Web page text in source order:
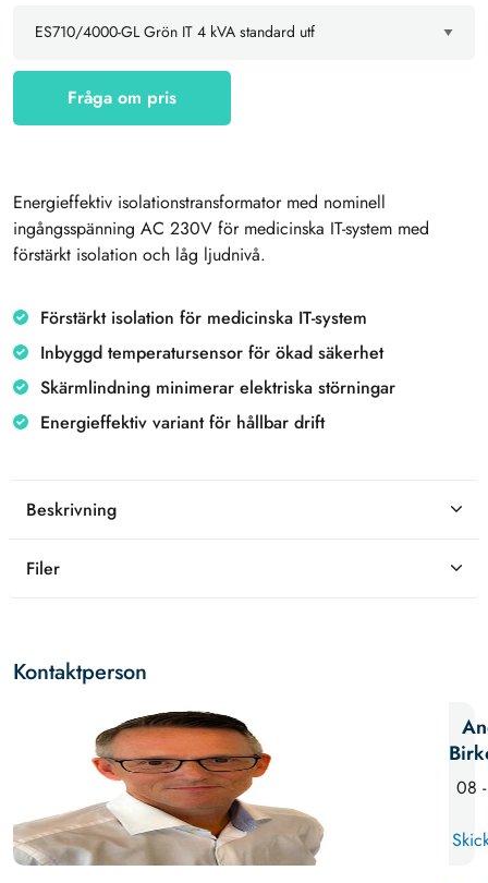
Fråga om pris
Energieffektiv isolationstransformator med nominell
ingångsspänning AC 230V för medicinska IT-system med
förstärkt isolation och låg ljudnivå.
Förstärkt isolation för medicinska IT-system
Inbyggd temperatursensor för ökad säkerhet
Skärmlindning minimerar elektriska störningar
Energieffektiv variant för hållbar drift
Beskrivning
Filer
Kontaktperson
08